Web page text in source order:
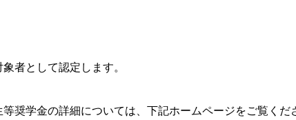
者として認定します。
奨学金の詳細については、下記ホームページをご覧くだ